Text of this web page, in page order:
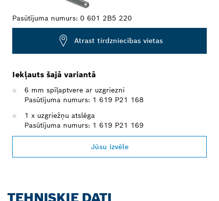
Pasūtījuma numurs: 0 601 2B5 220
Atrast tirdzniecības vietas
Iekļauts šajā variantā
6 mm spīļaptvere ar uzgriezni
Pasūtījuma numurs: 1 619 P21 168
1 x uzgriežņu atslēga
Pasūtījuma numurs: 1 619 P21 169
Jūsu izvēle